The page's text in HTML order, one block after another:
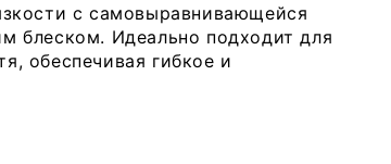
с самовыравнивающейся
блеском. Идеально подходит для
обеспечивая гибкое и